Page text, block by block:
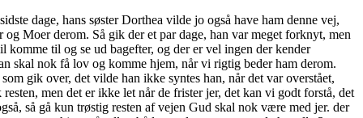
dage, hans søster Dorthea vilde jo også have ham denne vej,
Moer derom. Så gik der et par dage, han var meget forknyt, men
til og se ud bagefter, og der er vel ingen der kender
skal nok få lov og komme hjem, når vi rigtig beder ham derom.
gik over, det vilde han ikke syntes han, når det var overstået,
men det er ikke let når de frister jer, det kan vi godt forstå, det
så gå kun trøstig resten af vejen Gud skal nok være med jer. der